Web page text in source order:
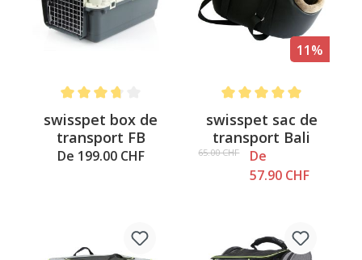
Note moyenne de 3.6 sur 5 étoiles
swisspet box de
transport FB
De 199.00 CHF
11%
Note moyenne de 4.9 sur
swisspet sac de
transport Bali
65.00 CHF
De
57.90 CHF